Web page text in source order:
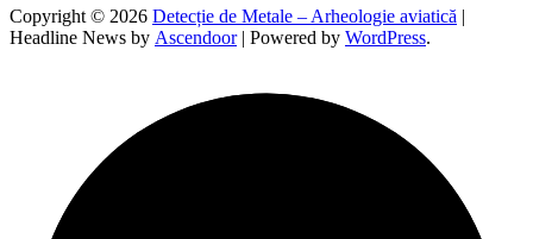
Copyright © 2026 Detecție de Metale – Arheologie aviatică |
Headline News by Ascendoor| Powered by WordPress.